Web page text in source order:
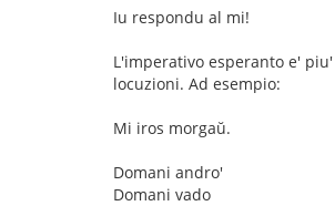
Iu respondu al mi!
L'imperativo esperanto e'
locuzioni. Ad esempio:
Mi iros morgaŭ.
Domani andro'
Domani vado